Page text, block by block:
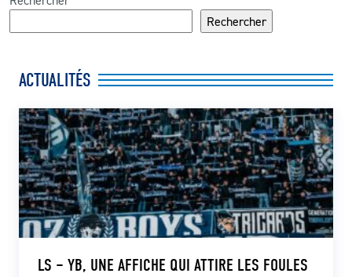
Rechercher
ACTUALITÉS
LS – YB, UNE AFFICHE QUI ATTIRE LES FOULES